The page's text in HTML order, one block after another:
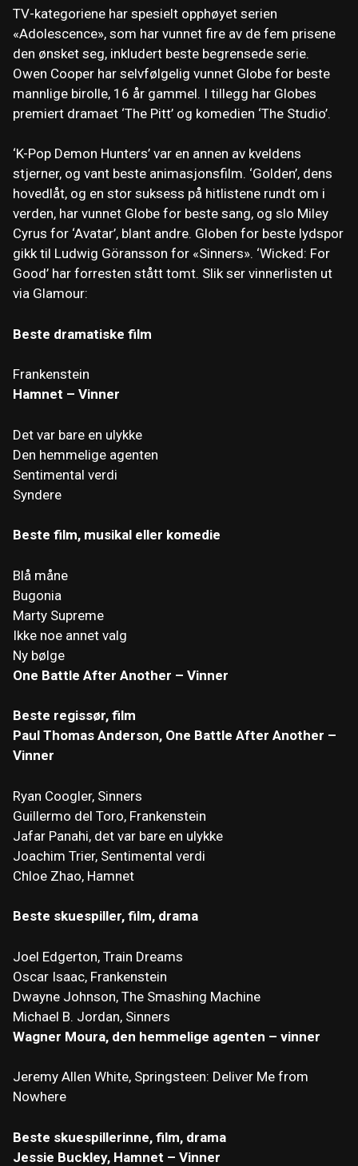
TV-kategoriene har spesielt opphøyet serien
«Adolescence», som har vunnet fire av de fem prisene
den ønsket seg, inkludert beste begrensede serie.
Owen Cooper har selvfølgelig vunnet Globe for beste
mannlige birolle, 16 år gammel. I tillegg har Globes
premiert dramaet ‘The Pitt’ og komedien ‘The Studio’.
‘K-Pop Demon Hunters’ var en annen av kveldens
stjerner, og vant beste animasjonsfilm. ‘Golden’, dens
hovedlåt, og en stor suksess på hitlistene rundt om i
verden, har vunnet Globe for beste sang, og slo Miley
Cyrus for ‘Avatar’, blant andre. Globen for beste lydspor
gikk til Ludwig Göransson for «Sinners». ‘Wicked: For
Good’ har forresten stått tomt. Slik ser vinnerlisten ut
via Glamour:
Beste dramatiske film
Frankenstein
Hamnet – Vinner
Det var bare en ulykke
Den hemmelige agenten
Sentimental verdi
Syndere
Beste film, musikal eller komedie
Blå måne
Bugonia
Marty Supreme
Ikke noe annet valg
Ny bølge
One Battle After Another – Vinner
Beste regissør, film
Paul Thomas Anderson, One Battle After Another –
Vinner
Ryan Coogler, Sinners
Guillermo del Toro, Frankenstein
Jafar Panahi, det var bare en ulykke
Joachim Trier, Sentimental verdi
Chloe Zhao, Hamnet
Beste skuespiller, film, drama
Joel Edgerton, Train Dreams
Oscar Isaac, Frankenstein
Dwayne Johnson, The Smashing Machine
Michael B. Jordan, Sinners
Wagner Moura, den hemmelige agenten – vinner
Jeremy Allen White, Springsteen: Deliver Me from
Nowhere
Beste skuespillerinne, film, drama
Jessie Buckley, Hamnet – Vinner